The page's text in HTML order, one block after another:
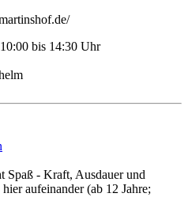
bis 14:30 Uhr
Spaß - Kraft, Ausdauer und
aufeinander (ab 12 Jahre;